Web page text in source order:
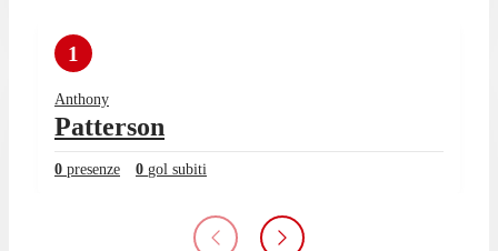
1
Anthony
Patterson
0 presenze 0 gol subiti